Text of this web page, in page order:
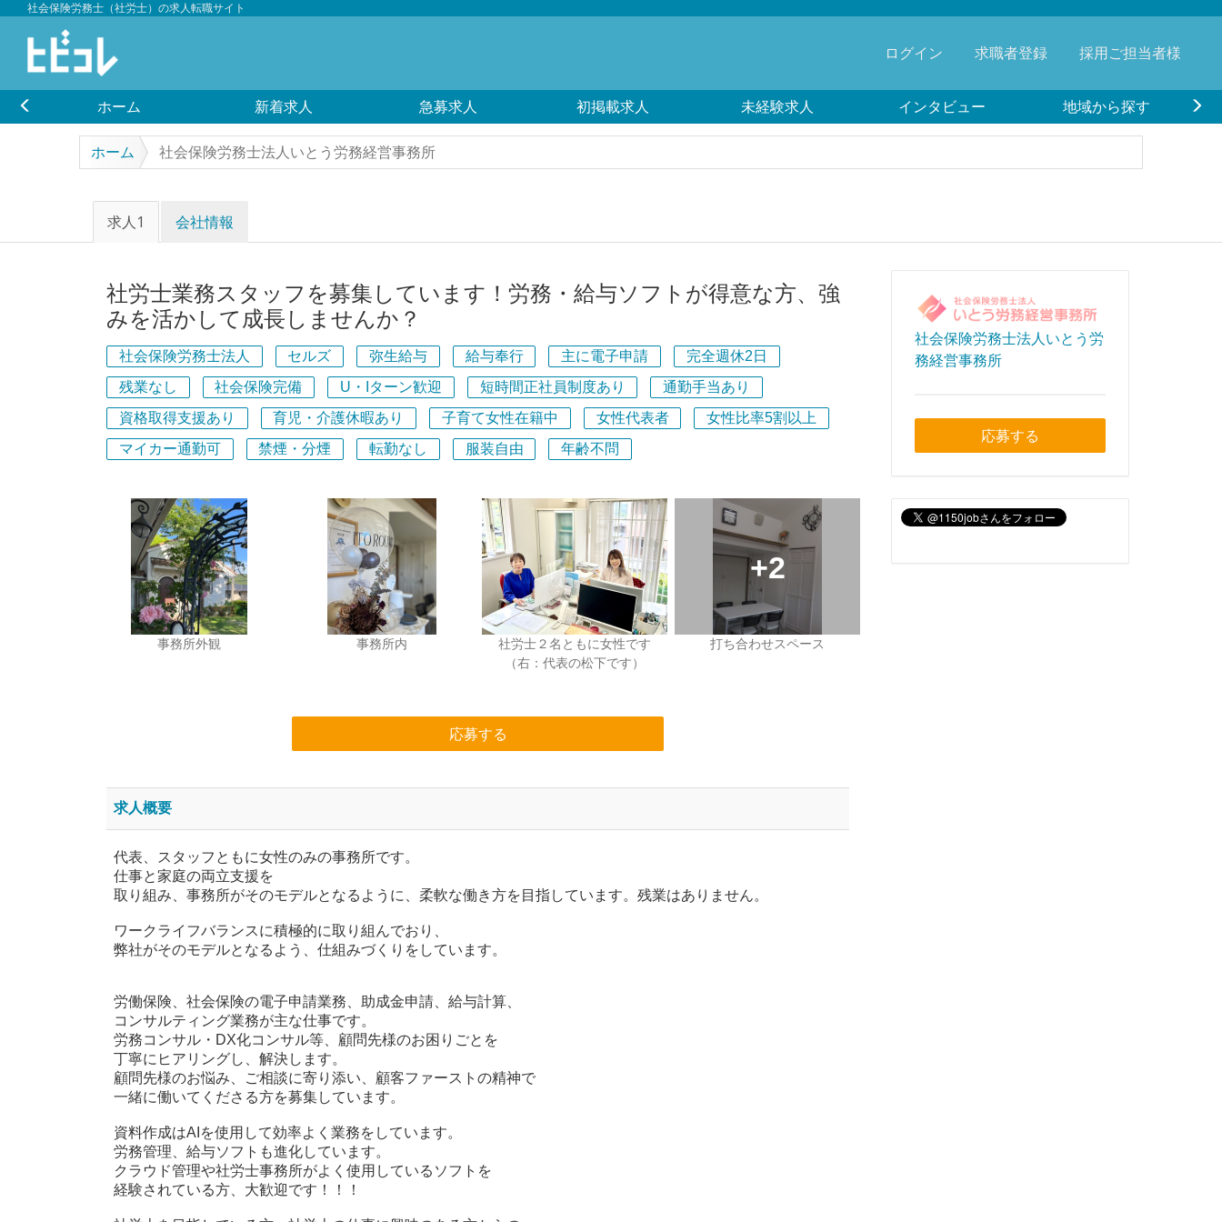
社会保険労務士（社労士）の求人転職サイト
ログイン 求職者登録 採用ご担当者様
ホーム 新着求人 急募求人 初掲載求人 未経験求人 インタビュー 地域から探す
ホーム 社会保険労務士法人いとう労務経営事務所
求人1 会社情報
社労士業務スタッフを募集しています！労務・給与ソフトが得意な方、強
みを活かして成長しませんか？
社会保険労務士法人 セルズ 弥生給与 給与奉行 主に電子申請
完全週休2日
残業なし
社会保険完備 U・Iターン歓迎 短時間正社員制度あり
通勤手当あり
資格取得支援あり
育児・介護休暇あり 子育て女性在籍中 女性代表者
女性比率5割以上
マイカー通勤可
禁煙・分煙 転勤なし 服装自由 年齢不問
事務所外観 事務所内
社労士２名ともに女性です
（右：代表の松下です）
打ち合わせスペース
応募する
求人概要
代表、スタッフともに女性のみの事務所です。
仕事と家庭の両立支援を
取り組み、事務所がそのモデルとなるように、柔軟な働き方を目指しています。残業はありません。
ワークライフバランスに積極的に取り組んでおり、
弊社がそのモデルとなるよう、仕組みづくりをしています。
労働保険、社会保険の電子申請業務、助成金申請、給与計算、
コンサルティング業務が主な仕事です。
労務コンサル・DX化コンサル等、顧問先様のお困りごとを
丁寧にヒアリングし、解決します。
顧問先様のお悩み、ご相談に寄り添い、顧客ファーストの精神で
一緒に働いてくださる方を募集しています。
資料作成はAIを使用して効率よく業務をしています。
労務管理、給与ソフトも進化しています。
クラウド管理や社労士事務所がよく使用しているソフトを
経験されている方、大歓迎です！！！
社会保険労務士法人いとう労
務経営事務所
応募する